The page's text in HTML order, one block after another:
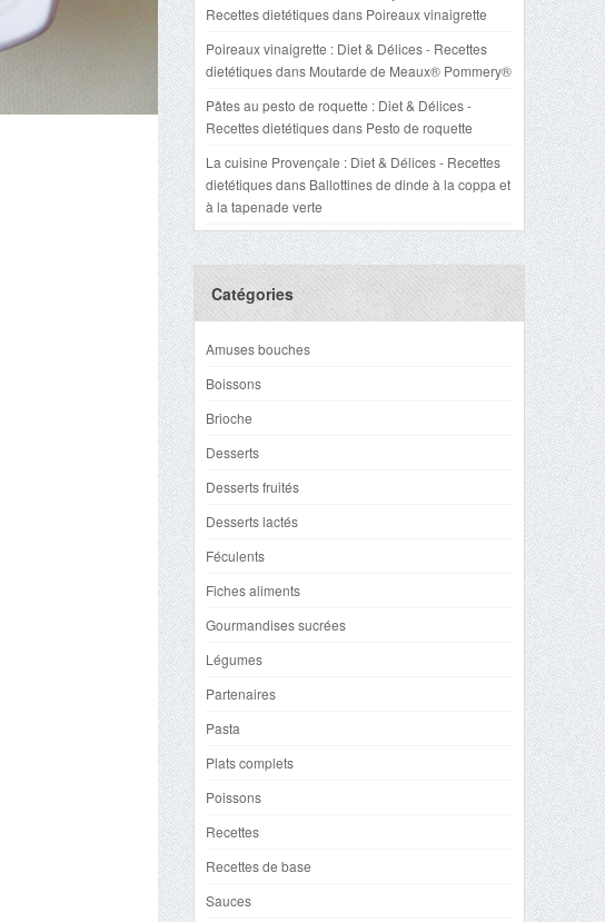
Recettes dietétiquesdans Poireaux vinaigrette
Poireaux vinaigrette : Diet & Délices - Recettes
dietétiquesdans Moutarde de Meaux® Pommery®
Pâtes au pesto de roquette : Diet & Délices -
Recettes dietétiquesdans Pesto de roquette
La cuisine Provençale : Diet & Délices - Recettes
dietétiquesdans Ballottines de dinde à la coppa et
à la tapenade verte
Catégories
Amuses bouches
Boissons
Brioche
Desserts
Desserts fruités
Desserts lactés
Féculents
Fiches aliments
Gourmandises sucrées
Légumes
Partenaires
Pasta
Plats complets
Poissons
Recettes
Recettes de base
Sauces